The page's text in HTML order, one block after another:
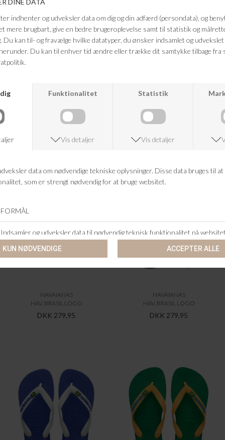
FRAGTFRI LEVERING
14 DAGES RETURRET
KUNDESERVICE
HAVAIANAS
HAV. BRASIL LOGO
DKK 279,95
HAVAIANAS
HAV. BRASIL LOGO
DKK 279,95